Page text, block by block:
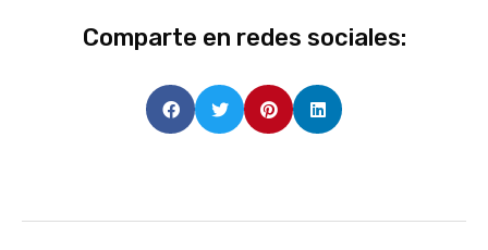
Comparte en redes sociales: